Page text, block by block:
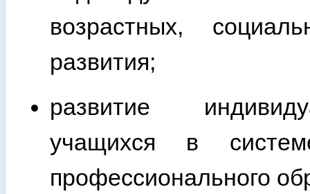
возрастных,
развития;
развитие
учащихся в
профессионального